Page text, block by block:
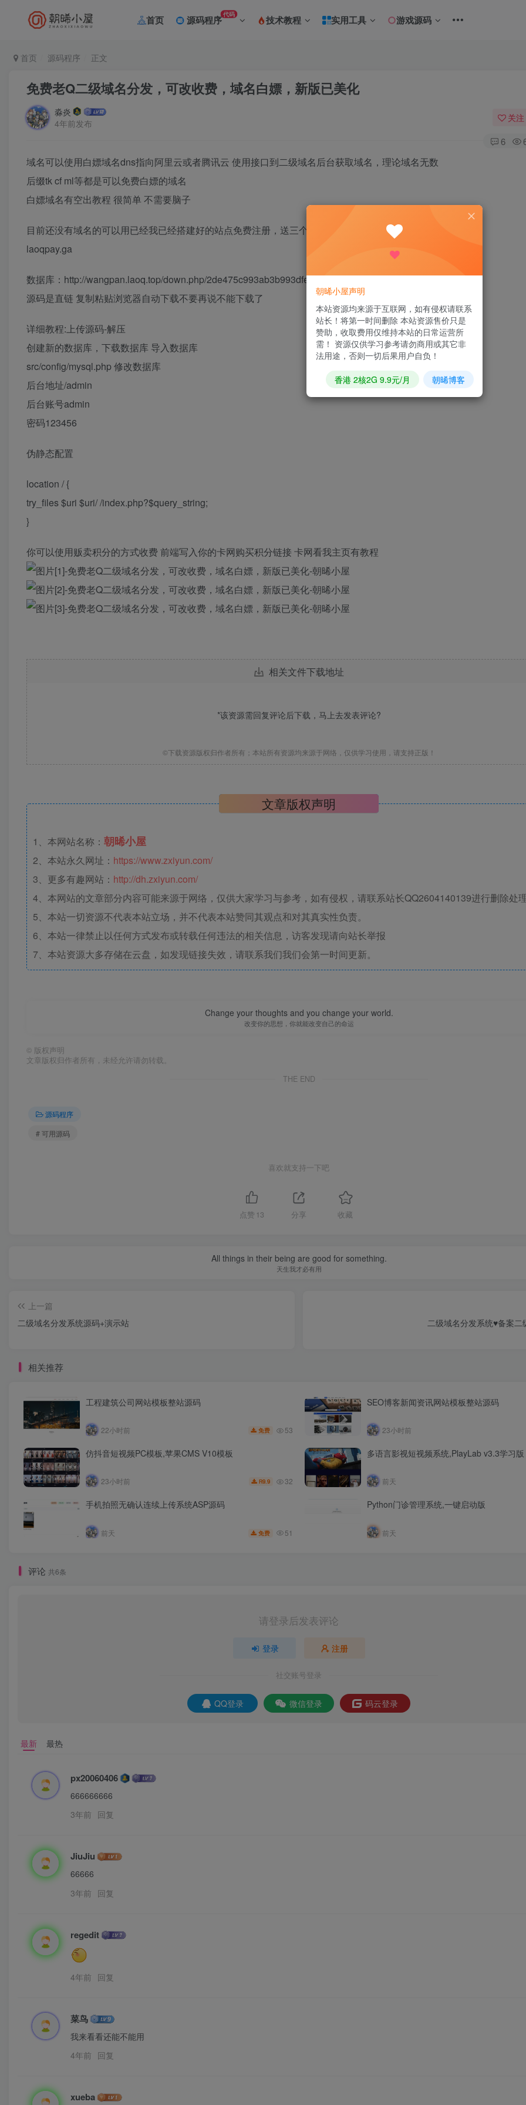
首页 源码程序代码 技术教程 实用工具 游戏源码
首页 源码程序 正文
免费老Q二级域名分发，可改收费，域名白嫖，新版已美化
淼炎
4年前发布
关注
6
域名可以使用白嫖域名dns指向阿里云或者腾讯云 使用接口到二级域名后台获取域名，理论域名无数
后缀tk cf ml等都是可以免费白嫖的域名
白嫖域名有空出教程 很简单 不需要脑子
目前还没有域名的可以用已经我已经搭建好的站点免费注册，送三个域名
laoqpay.ga
数据库：http://wangpan.laoq.top/down.php/2de475c993ab3b993dfe25b73b4c9d1d.gz
源码是直链 复制粘贴浏览器自动下载不要再说不能下载了
详细教程:上传源码-解压
创建新的数据库，下载数据库 导入数据库
src/config/mysql.php 修改数据库
后台地址/admin
后台账号admin
密码123456
伪静态配置
location / {
try_files $uri $uri/ /index.php?$query_string;
}
你可以使用贩卖积分的方式收费 前端写入你的卡网购买积分链接 卡网看我主页有教程
相关文件下载地址
*该资源需回复评论后下载，马上去发表评论?
©下载资源版权归作者所有；本站所有资源均来源于网络，仅供学习使用，请支持正版！
文章版权声明
1、本网站名称： 朝晞小屋
2、本站永久网址： https://www.zxiyun.com/
3、更多有趣网站： http://dh.zxiyun.com/
4、本网站的文章部分内容可能来源于网络，仅供大家学习与参考，如有侵权，请联系站长QQ2604140139进行删除处
5、本站一切资源不代表本站立场，并不代表本站赞同其观点和对其真实性负责。
6、本站一律禁止以任何方式发布或转载任何违法的相关信息，访客发现请向站长举报
7、本站资源大多存储在云盘，如发现链接失效，请联系我们我们会第一时间更新。
Change your thoughts and you change your world.
改变你的思想，你就能改变自己的命运
© 版权声明
文章版权归作者所有，未经允许请勿转载。
THE END
源码程序
# 可用源码
喜欢就支持一下吧
点赞 13 分享 收藏
All things in their being are good for something.
天生我才必有用
上一篇
二级域名分发系统源码+演示站
二级域名分发系统♥备案
相关推荐
工程建筑公司网站模板整站源码
22小时前 免费 53
SEO博客新闻资讯网站模板整站源码
23小时前
仿抖音短视频PC模板,苹果CMS V10模板
23小时前 R9.9 32
多语言影视短视频系统,PlayLab v3.3学习版
前天
手机拍照无确认连续上传系统ASP源码
前天 免费 51
Python门诊管理系统,一键启动版
前天
评论 共6条
请登录后发表评论
登录 注册
社交账号登录
QQ登录 微信登录 码云登录
最新 最热
px20060406
666666666
3年前 回复
JiuJiu
66666
3年前 回复
regedit
4年前 回复
菜鸟
我来看看还能不能用
4年前 回复
xueba
朝晞小屋声明
本站资源均来源于互联网，如有侵权请联系
站长！将第一时间删除 本站资源售价只是
赞助，收取费用仅维持本站的日常运营所
需！ 资源仅供学习参考请勿商用或其它非
法用途，否则一切后果用户自负！
香港 2核2G 9.9元/月 朝晞博客